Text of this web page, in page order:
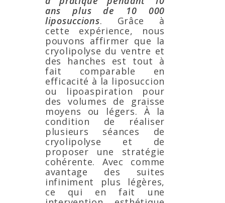
ans plus de 10 000
liposuccions. Grâce à
cette expérience, nous
pouvons affirmer que la
cryolipolyse du ventre et
des hanches est tout à
fait comparable en
efficacité à la liposuccion
ou lipoaspiration pour
des volumes de graisse
moyens ou légers. À la
condition de réaliser
plusieurs séances de
cryolipolyse et de
proposer une stratégie
cohérente. Avec comme
avantage des suites
infiniment plus légères,
ce qui en fait une